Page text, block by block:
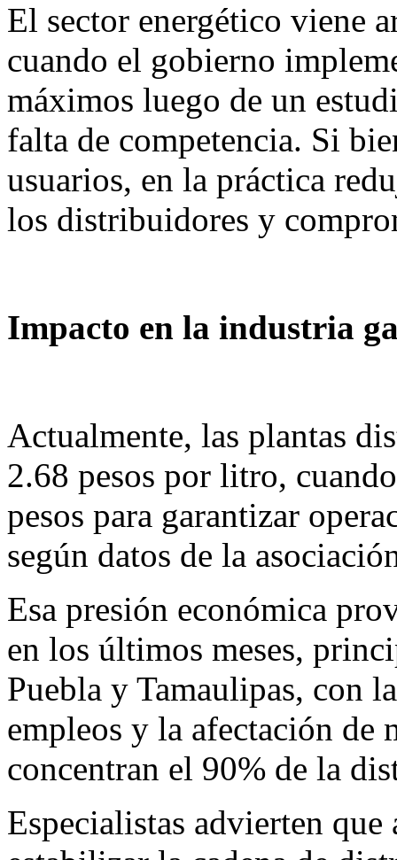
El sector energético viene
cuando el gobierno
máximos luego de un
falta de competencia. Si
usuarios, en la práctica
los distribuidores y
Impacto en la industria
Actualmente, las plantas
2.68 pesos por litro,
pesos para garantizar
según datos de la
Esa presión económica
en los últimos meses,
Puebla y Tamaulipas, con
empleos y la afectación de
concentran el 90% de la
Especialistas advierten